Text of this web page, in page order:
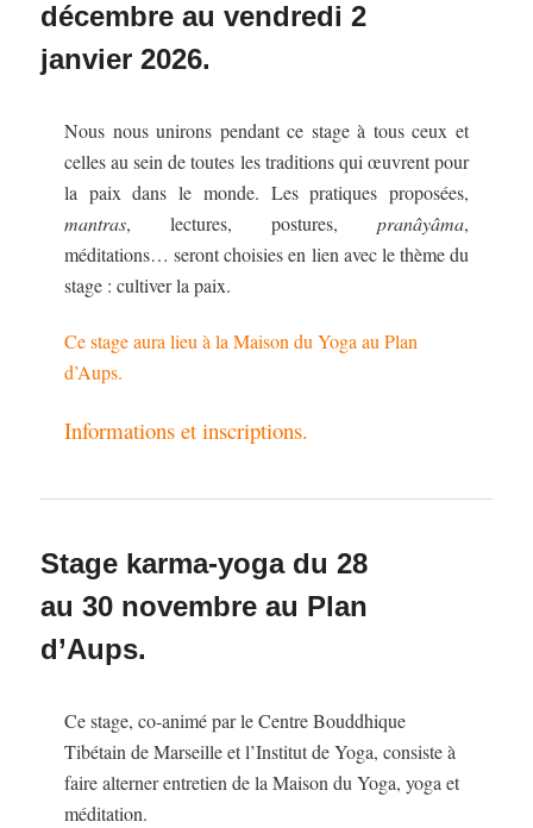
décembre au vendredi 2
janvier 2026.
Nous nous unirons pendant ce stage à tous ceux et
celles au sein de toutes les traditions qui œuvrent pour
la paix dans le monde. Les pratiques proposées,
mantras, lectures, postures, pranâyâma,
méditations… seront choisies en lien avec le thème du
stage : cultiver la paix.
Ce stage aura lieu à la Maison du Yoga au Plan
d’Aups.
Informations et inscriptions.
Stage karma-yoga du 28
au 30 novembre au Plan
d’Aups.
Ce stage, co-animé par le Centre Bouddhique
Tibétain de Marseille et l’Institut de Yoga, consiste à
faire alterner entretien de la Maison du Yoga, yoga et
méditation.